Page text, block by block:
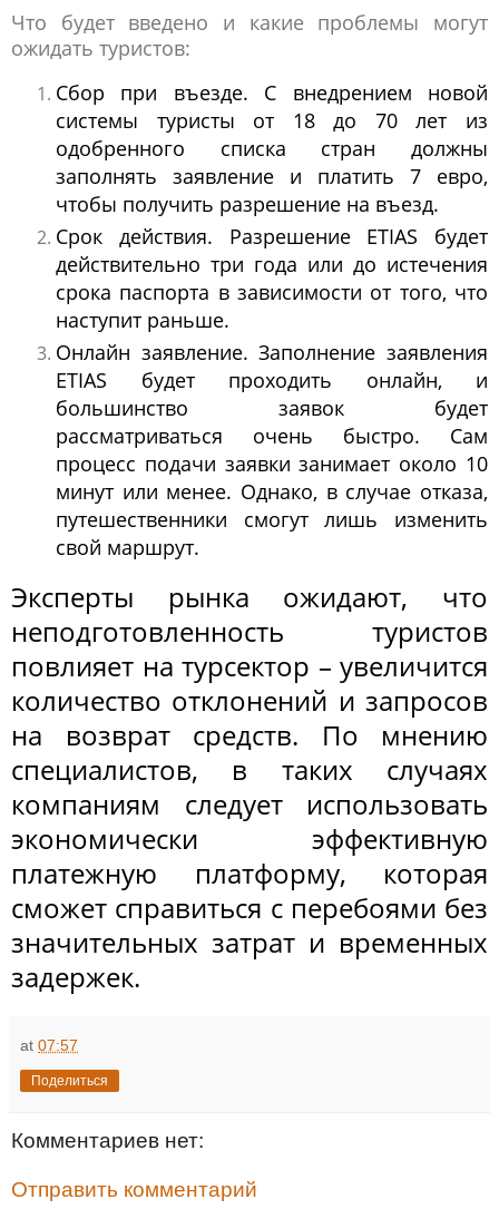
Что будет введено и какие проблемы могут
ожидать туристов:
Сбор при въезде. С внедрением новой
системы туристы от 18 до 70 лет из
одобренного списка стран должны
заполнять заявление и платить 7 евро,
чтобы получить разрешение на въезд.
Срок действия. Разрешение ETIAS будет
действительно три года или до истечения
срока паспорта в зависимости от того, что
наступит раньше.
Онлайн заявление. Заполнение заявления
ETIAS будет проходить онлайн, и
большинство заявок будет
рассматриваться очень быстро. Сам
процесс подачи заявки занимает около 10
минут или менее. Однако, в случае отказа,
путешественники смогут лишь изменить
свой маршрут.
Эксперты рынка ожидают, что
неподготовленность туристов
повлияет на турсектор – увеличится
количество отклонений и запросов
на возврат средств. По мнению
специалистов, в таких случаях
компаниям следует использовать
экономически эффективную
платежную платформу, которая
сможет справиться с перебоями без
значительных затрат и временных
задержек.
at 07:57
Поделиться
Комментариев нет:
Отправить комментарий